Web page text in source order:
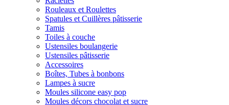
Rouleaux et Roulettes
Spatules et Cuillères pâtisserie
Tamis
Toiles à couche
Ustensiles boulangerie
Ustensiles pâtisserie
Accessoires
Boîtes, Tubes à bonbons
Lampes à sucre
Moules silicone easy pop
Moules décors chocolat et sucre